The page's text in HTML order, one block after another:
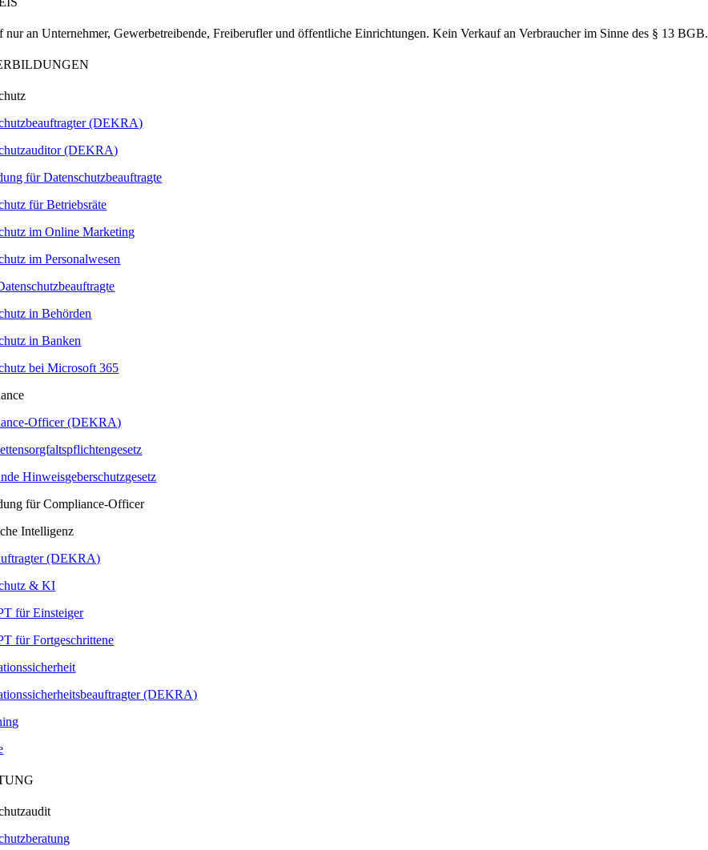
nur an Unternehmer, Gewerbetreibende, Freiberufler und öffentliche Einrichtungen. Kein Verkauf an Verbraucher im Sinne des § 13 BGB.
(DEKRA)
(DEKRA)
für Datenschutzbeauftragte
für Betriebsräte
im Online Marketing
im Personalwesen
in Behörden
in Banken
bei Microsoft 365
Officer (DEKRA)
Hinweisgeberschutzgesetz
für Compliance-Officer
Intelligenz
(DEKRA)
& KI
für Einsteiger
für Fortgeschrittene
(DEKRA)